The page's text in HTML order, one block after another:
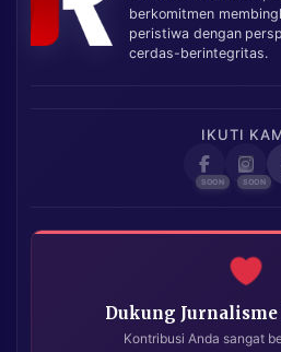
berkomitmen
peristiwa dengan
cerdas-berintegritas.
IKUTI
Dukung
Kontribusi Anda sangat